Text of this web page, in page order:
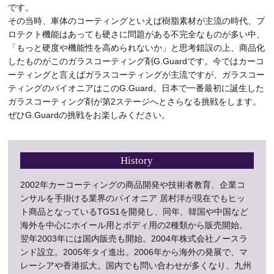
です。
その当時、車体のコーティングといえば樹脂素材が主流の時代、プ
ロテクト機能はあっても硬さに問題がある不完全なものが多い中、
「もっと硬度や機能性を高められないか」と思考錯誤の上、商品化
したものがこのガラスコーティング剤G.Guardです。今ではカーコ
ーティングと言えばガラスコーティングが主流ですが、ガラスコー
ティングのパイオニアはこのG.Guard。日本で一番最初に誕生した
ガラスコーティング剤が第2ステージへとさらなる挑戦をします。
ぜひG.Guardの挑戦をお楽しみください。
History
2002年カーコーティングの商品開発や技術者教育、企業コ
ンサルを手掛ける業界のパイオニア 居村洋が現在でもヒッ
ト商品となっているTGS1を開発し、同年、韓国や中国など
海外を中心にホイール用とボディ用の2種類から販売開始。
翌年2003年には国内販売も開始。2004年株式会社ノースラ
ンド設立。2005年タイ進出。2006年から海外の発展で、マ
レーシアや香港拡大。国内でも問い合わせが多くなり、九州